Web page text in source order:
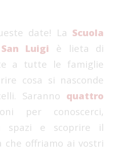
date! LaScuola
Luigi è lieta di
a tutte le famiglie
cosa si nasconde
Saranno quattro
per conoscerci,
spazi e scoprire il
che offriamo ai vostri